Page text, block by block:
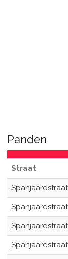
Panden
Straat
Spanjaardstraat
Spanjaardstraat
Spanjaardstraat
Spanjaardstraat